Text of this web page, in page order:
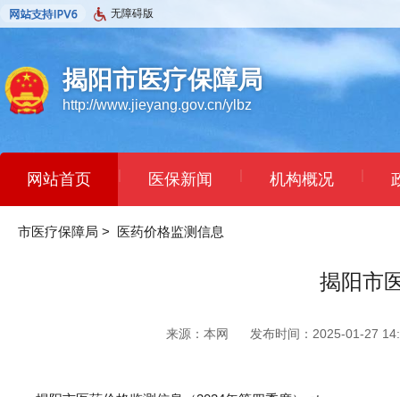
无障碍版
揭阳市医疗保障局
http://www.jieyang.gov.cn/ylbz
网站首页 | 医保新闻 | 机构概况 |
市医疗保障局 > 医药价格监测信息
揭阳市
来源：本网 发布时间：2025-01-27